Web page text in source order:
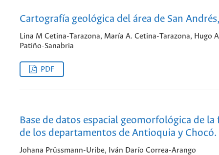
Cartografía geológica del área de San
Lina M Cetina-Tarazona, María A. Cetina-Tarazona, Hugo
Patiño-Sanabria
PDF
Base de datos espacial geomorfológica de
de los departamentos de Antioquia y Chocó.
Johana Prüssmann-Uribe, Iván Darío Correa-Arango